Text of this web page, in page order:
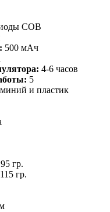
COB
500 мАч
4-6 часов
5
и пластик
гр.
гр.